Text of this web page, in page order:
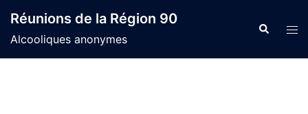
content
Réunions de la Région 90
Alcooliques anonymes
Search